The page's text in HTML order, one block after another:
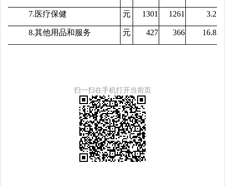
7.医疗保健 元 1301 1261 3.2
8.其他用品和服务 元 427 366 16.8
扫一扫在手机打开当前页